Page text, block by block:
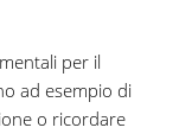
per il
ad esempio di
o ricordare